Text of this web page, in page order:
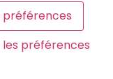
préférences
les préférences